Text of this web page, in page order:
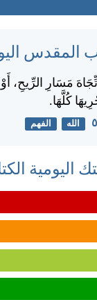
المقدس
مَسَارِ الرِّيحِ،
كُلَّهَا.
الله الفهم
اليومية